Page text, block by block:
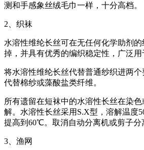
测和手感象丝绒毛巾一样，十分高档。
2、织袜
水溶性维纶长丝可在无任何化学助剂
掉，并具有优秀的编织稳定性，广泛用
将水溶性维纶长丝代替普通纱织进两
代替棉纱或藻酸盐类纤维。
所有遗留在短袜中的水溶性长丝在染
解。水溶性长丝采用S.X型，溶解温度
提高到60℃。取消自动分离机或剪子分
3、渔网